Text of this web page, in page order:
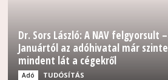
Dr. Sors László: A NAV felgyorsult –
Januártól az adóhivatal már szinte
mindent lát a cégekről
Adó TUDÓSÍTÁS